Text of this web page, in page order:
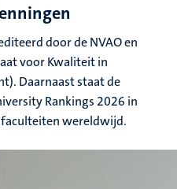
door de NVAO en
voor Kwaliteit in
Daarnaast staat de
Rankings 2026 in
wereldwijd.